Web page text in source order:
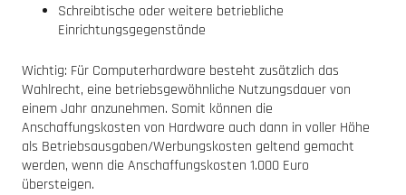
Schreibtische oder weitere betriebliche
Einrichtungsgegenstände
Wichtig: Für Computerhardware besteht zusätzlich das
Wahlrecht, eine betriebsgewöhnliche Nutzungsdauer von
einem Jahr anzunehmen. Somit können die
Anschaffungskosten von Hardware auch dann in voller Höhe
als Betriebsausgaben/Werbungskosten geltend gemacht
werden, wenn die Anschaffungskosten 1.000 Euro
übersteigen.